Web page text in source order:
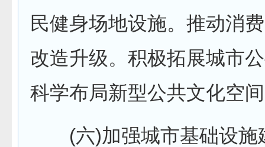
民健身场地设施。推动消
改造升级。积极拓展城市
科学布局新型公共文化空
(六)加强城市基础设施